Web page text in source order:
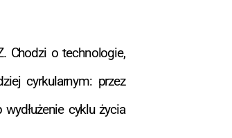
Chodzi o technologie,
cyrkularnym: przez
cyklu życia